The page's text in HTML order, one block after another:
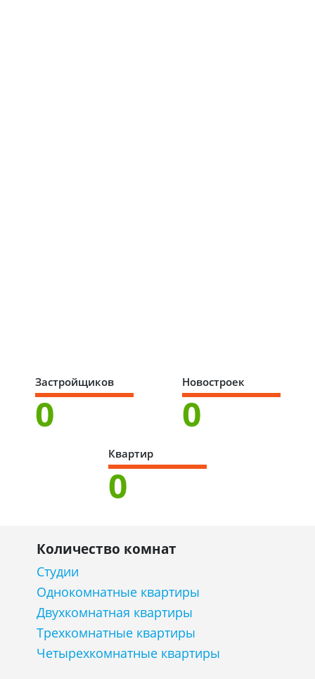
Застройщиков
0
Новостроек
0
Квартир
0
Количество комнат
Студии
Однокомнатные квартиры
Двухкомнатная квартиры
Трехкомнатные квартиры
Четырехкомнатные квартиры